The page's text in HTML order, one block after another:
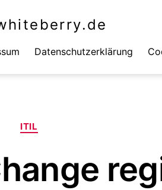
Datenschutzerklärung
Kategorien
ITIL